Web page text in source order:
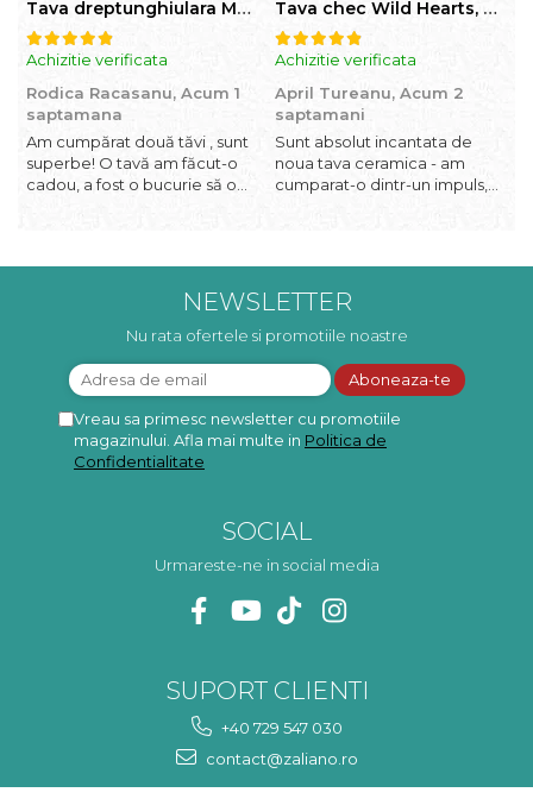
Tava dreptunghiulara Morning Sunrise, ceramica smaltuita, pictata manual, 27,0 X 32, 5 cm
Achizitie verificata
Rodica Racasanu, Acum 1
saptamana
Am cumpărat două tăvi , sunt
superbe! O tavă am făcut-o
cadou, a fost o bucurie să o
folosim, are viață. Vă
Tava chec Wild Hearts, ceramica smaltuita, pictata manual, 31,0 X 12,0 cm
Achizitie verificata
April Tureanu, Acum 2
saptamani
Sunt absolut incantata de
noua tava ceramica - am
cumparat-o dintr-un impuls,
rugina dupa spalare. Aceasta
ma va scapa de aceasta
neplacere, in plus este tare
frumoasa, o ...
NEWSLETTER
Nu rata ofertele si promotiile noastre
Vreau sa primesc newsletter cu promotiile
magazinului. Afla mai multe in Politica de
Confidentialitate
SOCIAL
Urmareste-ne in social media
SUPORT CLIENTI
+40 729 547 030
contact@zaliano.ro